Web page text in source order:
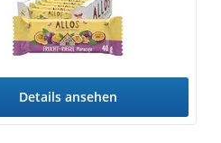
Details ansehen